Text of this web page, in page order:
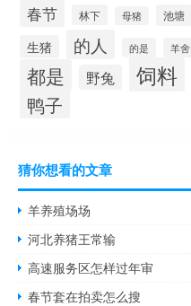
春节
林下 母猪 池塘
生猪 的人 的是 羊舍
都是 野兔 饲料
鸭子
猜你想看的文章
羊养殖场场
河北养猪王常输
高速服务区怎样过年审
春节套在拍卖怎么搜